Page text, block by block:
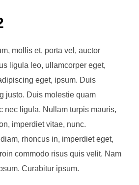
mollis et, porta vel, auctor
ligula leo, ullamcorper eget,
eget, ipsum. Duis
justo. Duis molestie quam
nec ligula. Nullam turpis mauris,
imperdiet vitae, nunc.
rhoncus in, imperdiet eget,
commodo risus quis velit. Nam
Curabitur ipsum.